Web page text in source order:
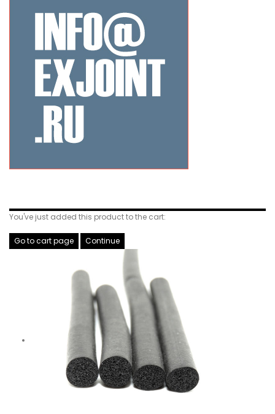
You've just added this product to the cart:
Go to cart page Continue